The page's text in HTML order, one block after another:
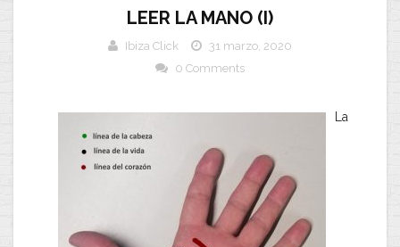
LEER LA MANO (I)
Ibiza Click
31 marzo, 2020
0 Comments
La